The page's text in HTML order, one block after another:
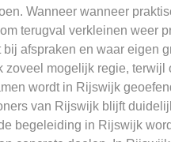
Wanneer wanneer
terugval verkleinen weer
afspraken en waar eigen
zoveel mogelijk regie,
wordt in Rijswijk
van Rijswijk blijft
begeleiding in Rijswijk